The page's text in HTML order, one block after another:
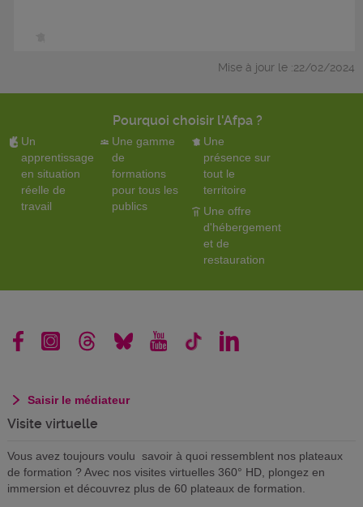
Mise à jour le :22/02/2024
Pourquoi choisir l'Afpa ?
Un
apprentissage
en situation
réelle de
travail
Une gamme
de
formations
pour tous les
publics
Une
présence sur
tout le
territoire
Une offre
d'hébergement
et de
restauration
Saisir le médiateur
Visite virtuelle
Vous avez toujours voulu savoir à quoi ressemblent nos plateaux
de formation ? Avec nos visites virtuelles 360° HD, plongez en
immersion et découvrez plus de 60 plateaux de formation.